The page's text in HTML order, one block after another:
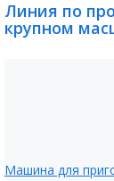
Линия по
крупном
Машина для